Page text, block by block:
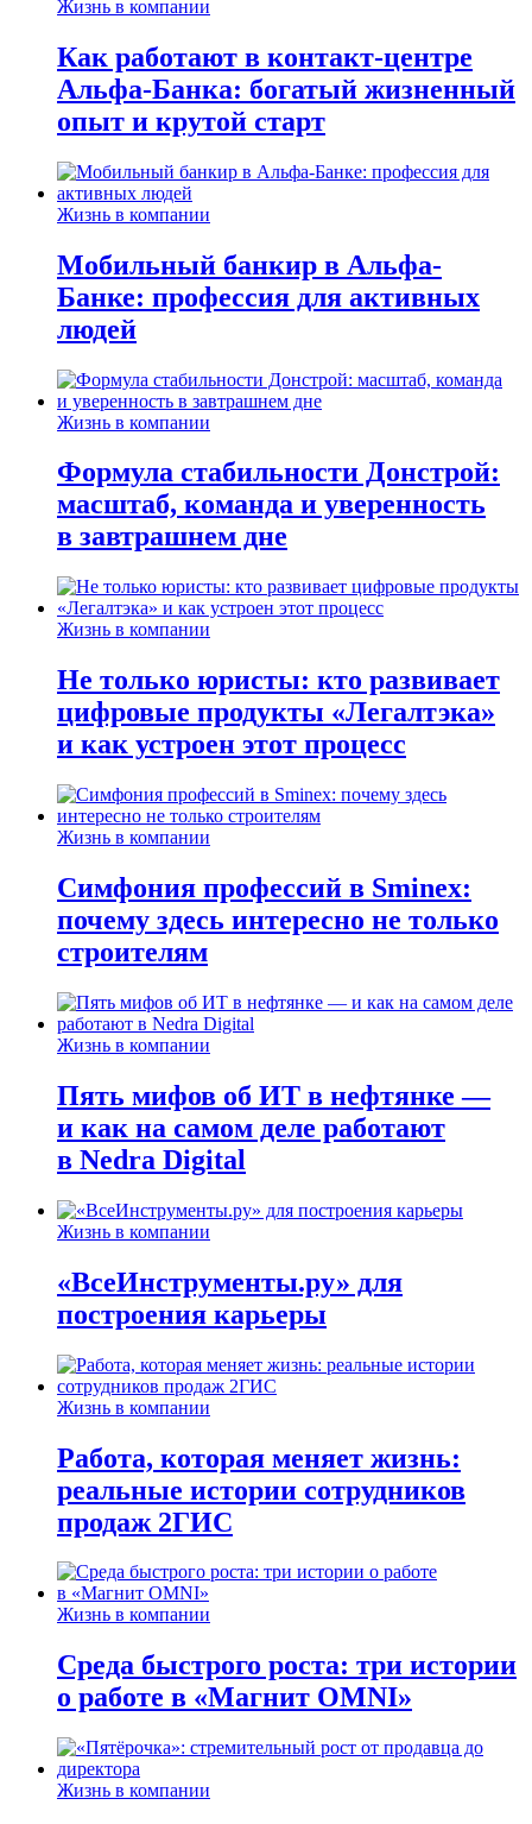
Жизнь в компании
Как работают в контакт-центре
Альфа-Банка: богатый жизненный
опыт и крутой старт
Жизнь в компании
Мобильный банкир в Альфа-
Банке: профессия для активных
людей
Жизнь в компании
Формула стабильности Донстрой:
масштаб, команда и уверенность
в завтрашнем дне
Жизнь в компании
Не только юристы: кто развивает
цифровые продукты «Легалтэка»
и как устроен этот процесс
Жизнь в компании
Симфония профессий в Sminex:
почему здесь интересно не только
строителям
Жизнь в компании
Пять мифов об ИТ в нефтянке —
и как на самом деле работают
в Nedra Digital
Жизнь в компании
«ВсеИнструменты.ру» для
построения карьеры
Жизнь в компании
Работа, которая меняет жизнь:
реальные истории сотрудников
продаж 2ГИС
Жизнь в компании
Среда быстрого роста: три истории
о работе в «Магнит OMNI»
Жизнь в компании